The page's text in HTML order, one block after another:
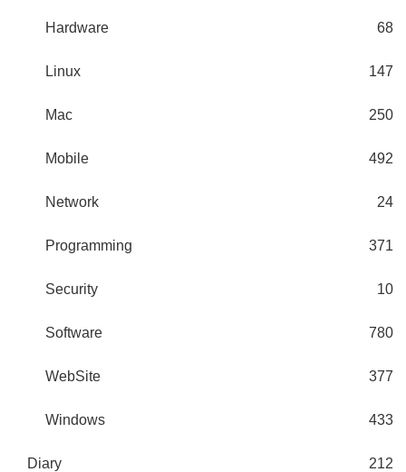
Hardware 68
Linux 147
Mac 250
Mobile 492
Network 24
Programming 371
Security 10
Software 780
WebSite 377
Windows 433
Diary 212